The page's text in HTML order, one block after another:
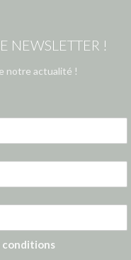
NEWSLETTER !
notre actualité !
conditions